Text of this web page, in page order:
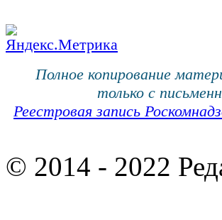
Полное копирование
только с
Реестровая запись
© 2014 - 2022